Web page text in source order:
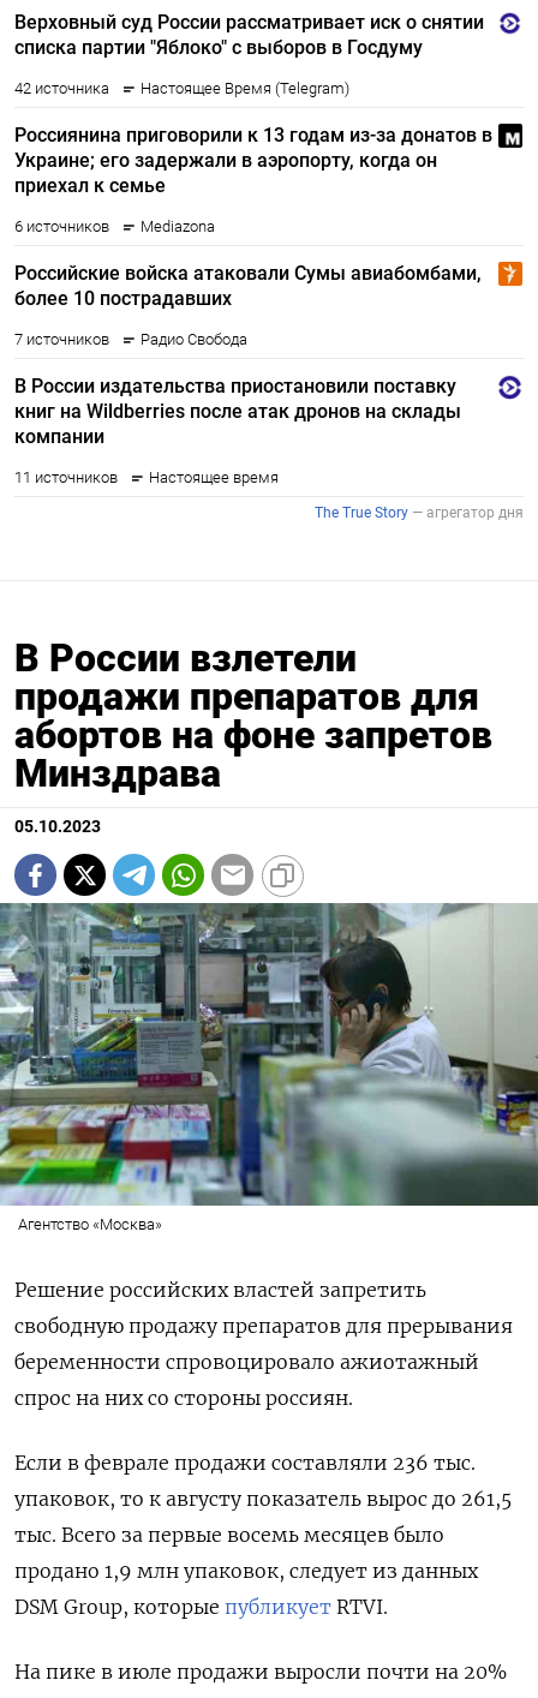
В России взлетели
продажи препаратов для
абортов на фоне запретов
Минздрава
05.10.2023
Агентство «Москва»
Решение российских властей запретить
свободную продажу препаратов для прерывания
беременности спровоцировало ажиотажный
спрос на них со стороны россиян.
Если в феврале продажи составляли 236 тыс.
упаковок, то к августу показатель вырос до 261,5
тыс. Всего за первые восемь месяцев было
продано 1,9 млн упаковок, следует из данных
DSM Group, которые публикует RTVI.
На пике в июле продажи выросли почти на 20%